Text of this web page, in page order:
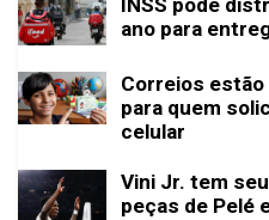
ano para
Correios estão
para quem
celular
Vini Jr. tem
peças de Pelé